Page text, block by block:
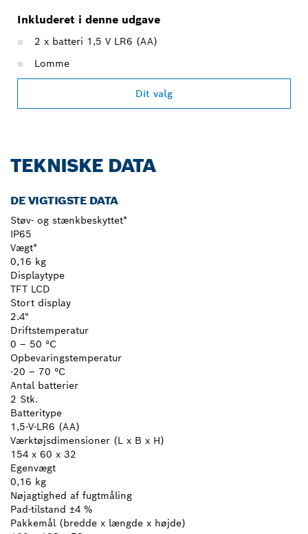
Inkluderet i denne udgave
2 x batteri 1,5 V LR6 (AA)
Lomme
Dit valg
TEKNISKE DATA
DE VIGTIGSTE DATA
Støv- og stænkbeskyttet*
IP65
Vægt*
0,16 kg
Displaytype
TFT LCD
Stort display
2.4"
Driftstemperatur
0 – 50 °C
Opbevaringstemperatur
-20 – 70 °C
Antal batterier
2 Stk.
Batteritype
1,5-V-LR6 (AA)
Værktøjsdimensioner (L x B x H)
154 x 60 x 32
Egenvægt
0,16 kg
Nøjagtighed af fugtmåling
Pad-tilstand ±4 %
Pakkemål (bredde x længde x højde)